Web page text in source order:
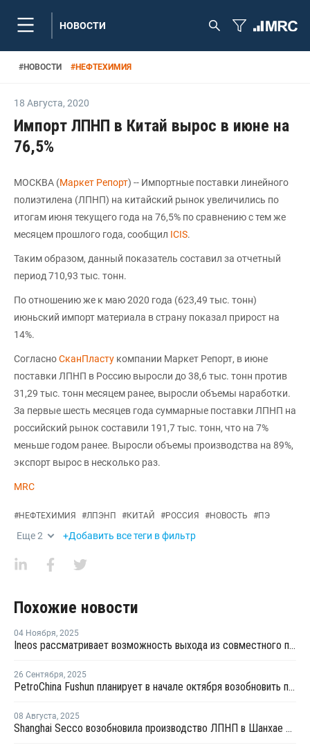
НОВОСТИ
#НОВОСТИ #НЕФТЕХИМИЯ
18 Августа, 2020
Импорт ЛПНП в Китай вырос в июне на
76,5%
МОСКВА (Маркет Репорт) -- Импортные поставки линейного
полиэтилена (ЛПНП) на китайский рынок увеличились по
итогам июня текущего года на 76,5% по сравнению с тем же
месяцем прошлого года, сообщил ICIS.
Таким образом, данный показатель составил за отчетный
период 710,93 тыс. тонн.
По отношению же к маю 2020 года (623,49 тыс. тонн)
июньский импорт материала в страну показал прирост на
14%.
СогласноСканПласту компании Маркет Репорт, в июне
поставки ЛПНП в Россию выросли до 38,6 тыс. тонн против
31,29 тыс. тонн месяцем ранее, выросли объемы наработки.
За первые шесть месяцев года суммарные поставки ЛПНП на
российский рынок составили 191,7 тыс. тонн, что на 7%
меньше годом ранее. Выросли объемы производства на 89%,
экспорт вырос в несколько раз.
MRC
#НЕФТЕХИМИЯ #ЛПЭНП #КИТАЙ #РОССИЯ #НОВОСТЬ #ПЭ
Еще2 +Добавить все теги в фильтр
Похожие новости
04 Ноября, 2025
Ineos рассматривает возможность выхода из совместного предприятия Sinopec Petchems
26 Сентября, 2025
PetroChina Fushun планирует в начале октября возобновить производство ПНД в Фушуне
08 Августа, 2025
Shanghai Secco возобновила производство ЛПНП в Шанхае после ремонта